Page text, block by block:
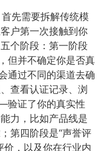
先需要拆解传统模
户第一次接触到你
个阶段：第一阶段
但并不确定你是否真
通过不同的渠道去确
查看认证记录、浏
验证了你的真实性
力，比如产品线是
第四阶段是“声誉评
，以及你在行业内